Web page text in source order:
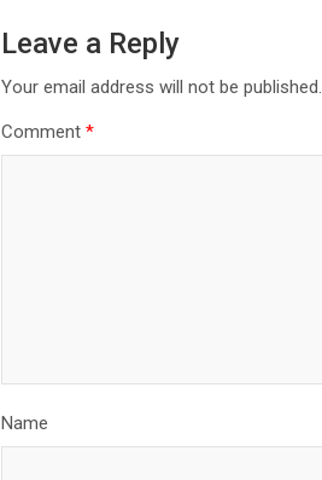
Leave a Reply
Your email address will not be published.
Comment*
Name